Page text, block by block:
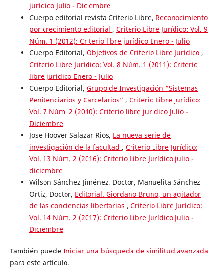
jurídico Julio - Diciembre
Cuerpo editorial revista Criterio Libre, Reconocimiento
por crecimiento editorial , Criterio Libre Jurídico: Vol. 9
Núm. 1 (2012): Criterio libre jurídico Enero - Julio
Cuerpo Editorial, Objetivos de Criterio Libre Jurídico ,
Criterio Libre Jurídico: Vol. 8 Núm. 1 (2011): Criterio
libre jurídico Enero - Julio
Cuerpo Editorial, Grupo de Investigación “Sistemas
Penitenciarios y Carcelarios” , Criterio Libre Jurídico:
Vol. 7 Núm. 2 (2010): Criterio libre jurídico Julio -
Diciembre
Jose Hoover Salazar Rios, La nueva serie de
investigación de la facultad , Criterio Libre Jurídico:
Vol. 13 Núm. 2 (2016): Criterio Libre Jurídico julio -
diciembre
Wilson Sánchez Jiménez, Doctor, Manuelita Sánchez
Ortiz, Doctor, Editorial. Giordano Bruno, un agitador
de las conciencias libertarias , Criterio Libre Jurídico:
Vol. 14 Núm. 2 (2017): Criterio Libre Jurídico Julio -
Diciembre
También puede Iniciar una búsqueda de similitud avanzada
para este artículo.